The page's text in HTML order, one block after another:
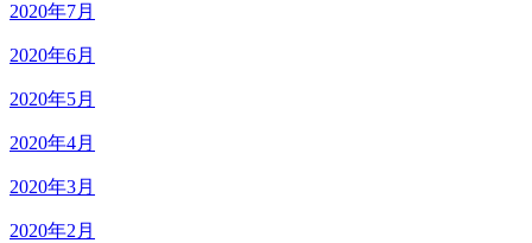
2020年7月
2020年6月
2020年5月
2020年4月
2020年3月
2020年2月